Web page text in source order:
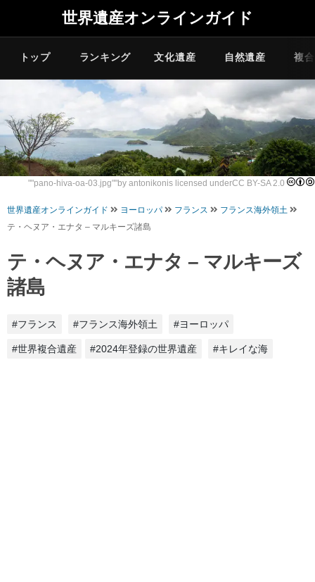
世界遺産オンラインガイド
トップ ランキング 文化遺産 自然遺産 複
""pano-hiva-oa-03.jpg""by antonikonis licensed underCC BY-SA 2.0
世界遺産オンラインガイド ヨーロッパ フランス
フランス海外領土
テ・ヘヌア・エナタ – マルキーズ諸島
テ・ヘヌア・エナタ – マルキーズ
諸島
#フランス #フランス海外領土 #ヨーロッパ
#世界複合遺産 #2024年登録の世界遺産 #キレイな海